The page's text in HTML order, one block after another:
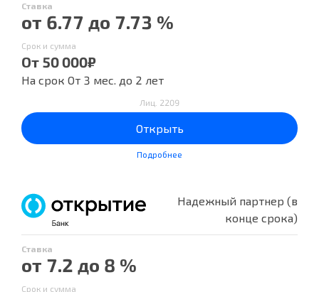
Ставка
от 6.77 до 7.73 %
Срок и сумма
От 50 000₽
На срок От 3 мес. до 2 лет
Лиц. 2209
Открыть
Подробнее
Надежный партнер (в
конце срока)
Ставка
от 7.2 до 8 %
Срок и сумма